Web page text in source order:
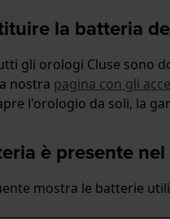
la batteria
gli orologi Cluse sono
nostra pagina con gli
l'orologio da soli, la
è presente
mostra le batterie